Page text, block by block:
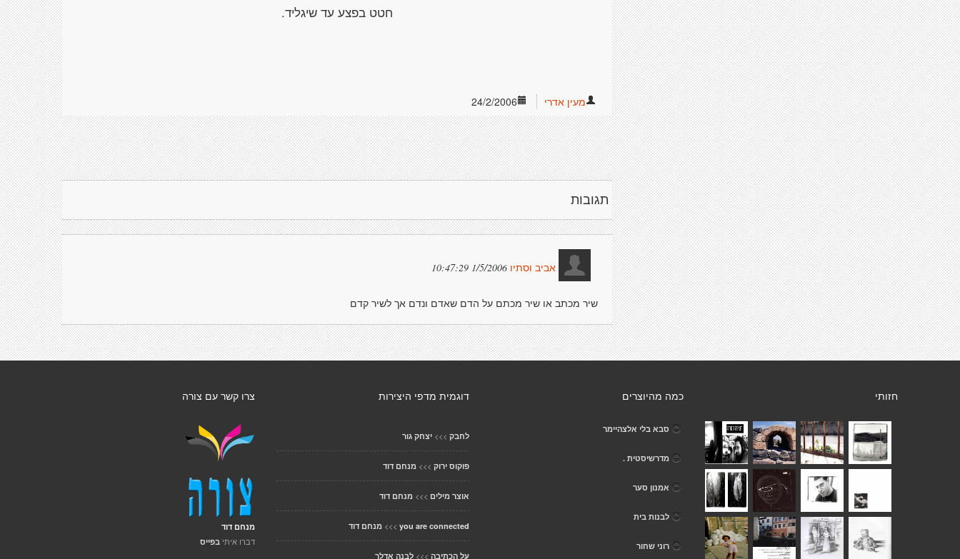
חטט בפצע עד שיגליד.
24/2/2006 מעין אדרי
תגובות
אביב וסתיו 1/5/2006 10:47:29
שיר מכתב או שיר מכתם על הדם שאדם ונדם אך לשיר קדם
צרו קשר עם צורה
מנחם דוד
דברו איתי בפייס
דוגמית מדפי היצירות
לחבק >>> יצחק גור
פוקוס ירוק >>> מנחם דוד
אוצר מילים >>> מנחם דוד
you are connected
>>> מנחם דוד
על הכתיבה >>> לבנה אדלר
כמה מהיוצרים
סבא בלי אלצהיימר
מדרשיסטית .
אמנון סער
לבנות בית
רוני שחור
חזותי